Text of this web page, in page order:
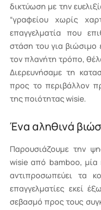
δικτύωση με την
“γραφείου χωρίς
επαγγελματία που
στάση του για βιώσιμο
τον πλανήτη τρόπο,
Διερευνήσαμε τη
προς το περιβάλλον
της ποιότητας wisie.
Ένα αληθινά
Παρουσιάζουμε την
wisie από bamboo, μία
αντιπροσωπεύει τα
επαγγελματίες εκεί
σεβασμό προς τους